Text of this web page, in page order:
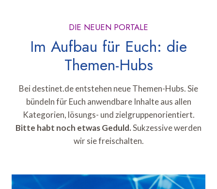
DIE NEUEN PORTALE
Im Aufbau für Euch: die
Themen-Hubs
Bei destinet.de entstehen neue Themen-Hubs. Sie
bündeln für Euch anwendbare Inhalte aus allen
Kategorien, lösungs- und zielgruppenorientiert.
Bitte habt noch etwas Geduld.Sukzessive werden
wir sie freischalten.